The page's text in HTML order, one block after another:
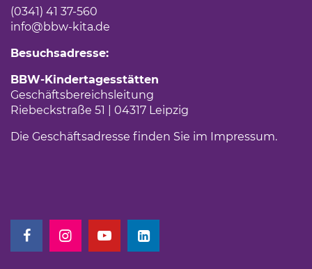
(0341) 41 37-560
info@bbw-kita.de
Besuchsadresse:
BBW-Kindertagesstätten
Geschäftsbereichsleitung
Riebeckstraße 51 | 04317 Leipzig
Die Geschäftsadresse finden Sie im Impressum(Link
.
(Link öffnet einen neuen Tab)
(Link öffnet einen neuen Tab)
(Link öffnet einen neuen Tab)
(Link öffnet einen neuen Tab)